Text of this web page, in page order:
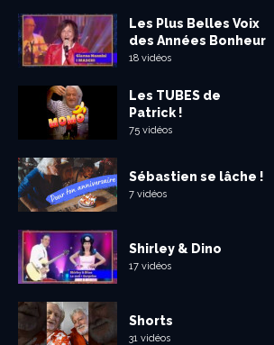
Les Plus Belles Voix
des Années Bonheur
18 vidéos
Les TUBES de
Patrick !
75 vidéos
Sébastien se lâche !
7 vidéos
Shirley & Dino
17 vidéos
Shorts
31 vidéos